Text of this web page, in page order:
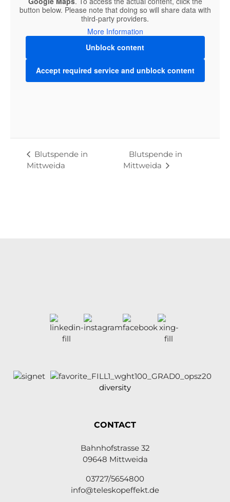
VENUE
button below. Please note that doing so will share data with
third-party providers.
More Information
Unblock content
Accept required service and unblock content
Blutspende in
Mittweida
Blutspende in
Mittweida
diversity
CONTACT
Bahnhofstrasse 32
09648 Mittweida
03727/5654800
info@teleskopeffekt.de